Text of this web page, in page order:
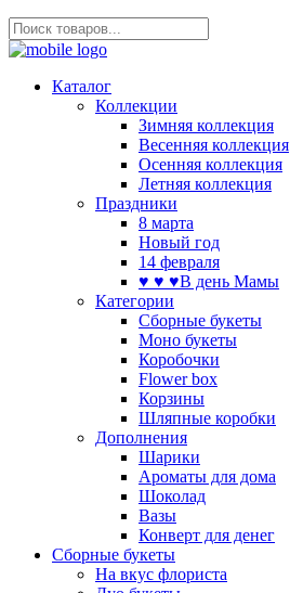
Каталог
Коллекции
Зимняя коллекция
Весенняя коллекция
Осенняя коллекция
Летняя коллекция
Праздники
8 марта
Новый год
14 февраля
♥ ♥ ♥В день Мамы
Категории
Сборные букеты
Моно букеты
Коробочки
Flower box
Корзины
Шляпные коробки
Дополнения
Шарики
Ароматы для дома
Шоколад
Вазы
Конверт для денег
Сборные букеты
На вкус флориста